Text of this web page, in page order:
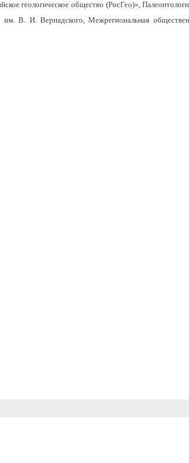
геологическое общество (РосГео)»,
В. И. Вернадского, Межрегиональная